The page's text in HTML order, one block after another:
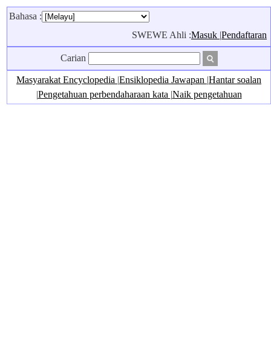
Bahasa :
SWEWE Ahli :Masuk |Pendaftaran
Carian
Masyarakat Encyclopedia |Ensiklopedia Jawapan |Hantar soalan
|Pengetahuan perbendaharaan kata |Naik pengetahuan